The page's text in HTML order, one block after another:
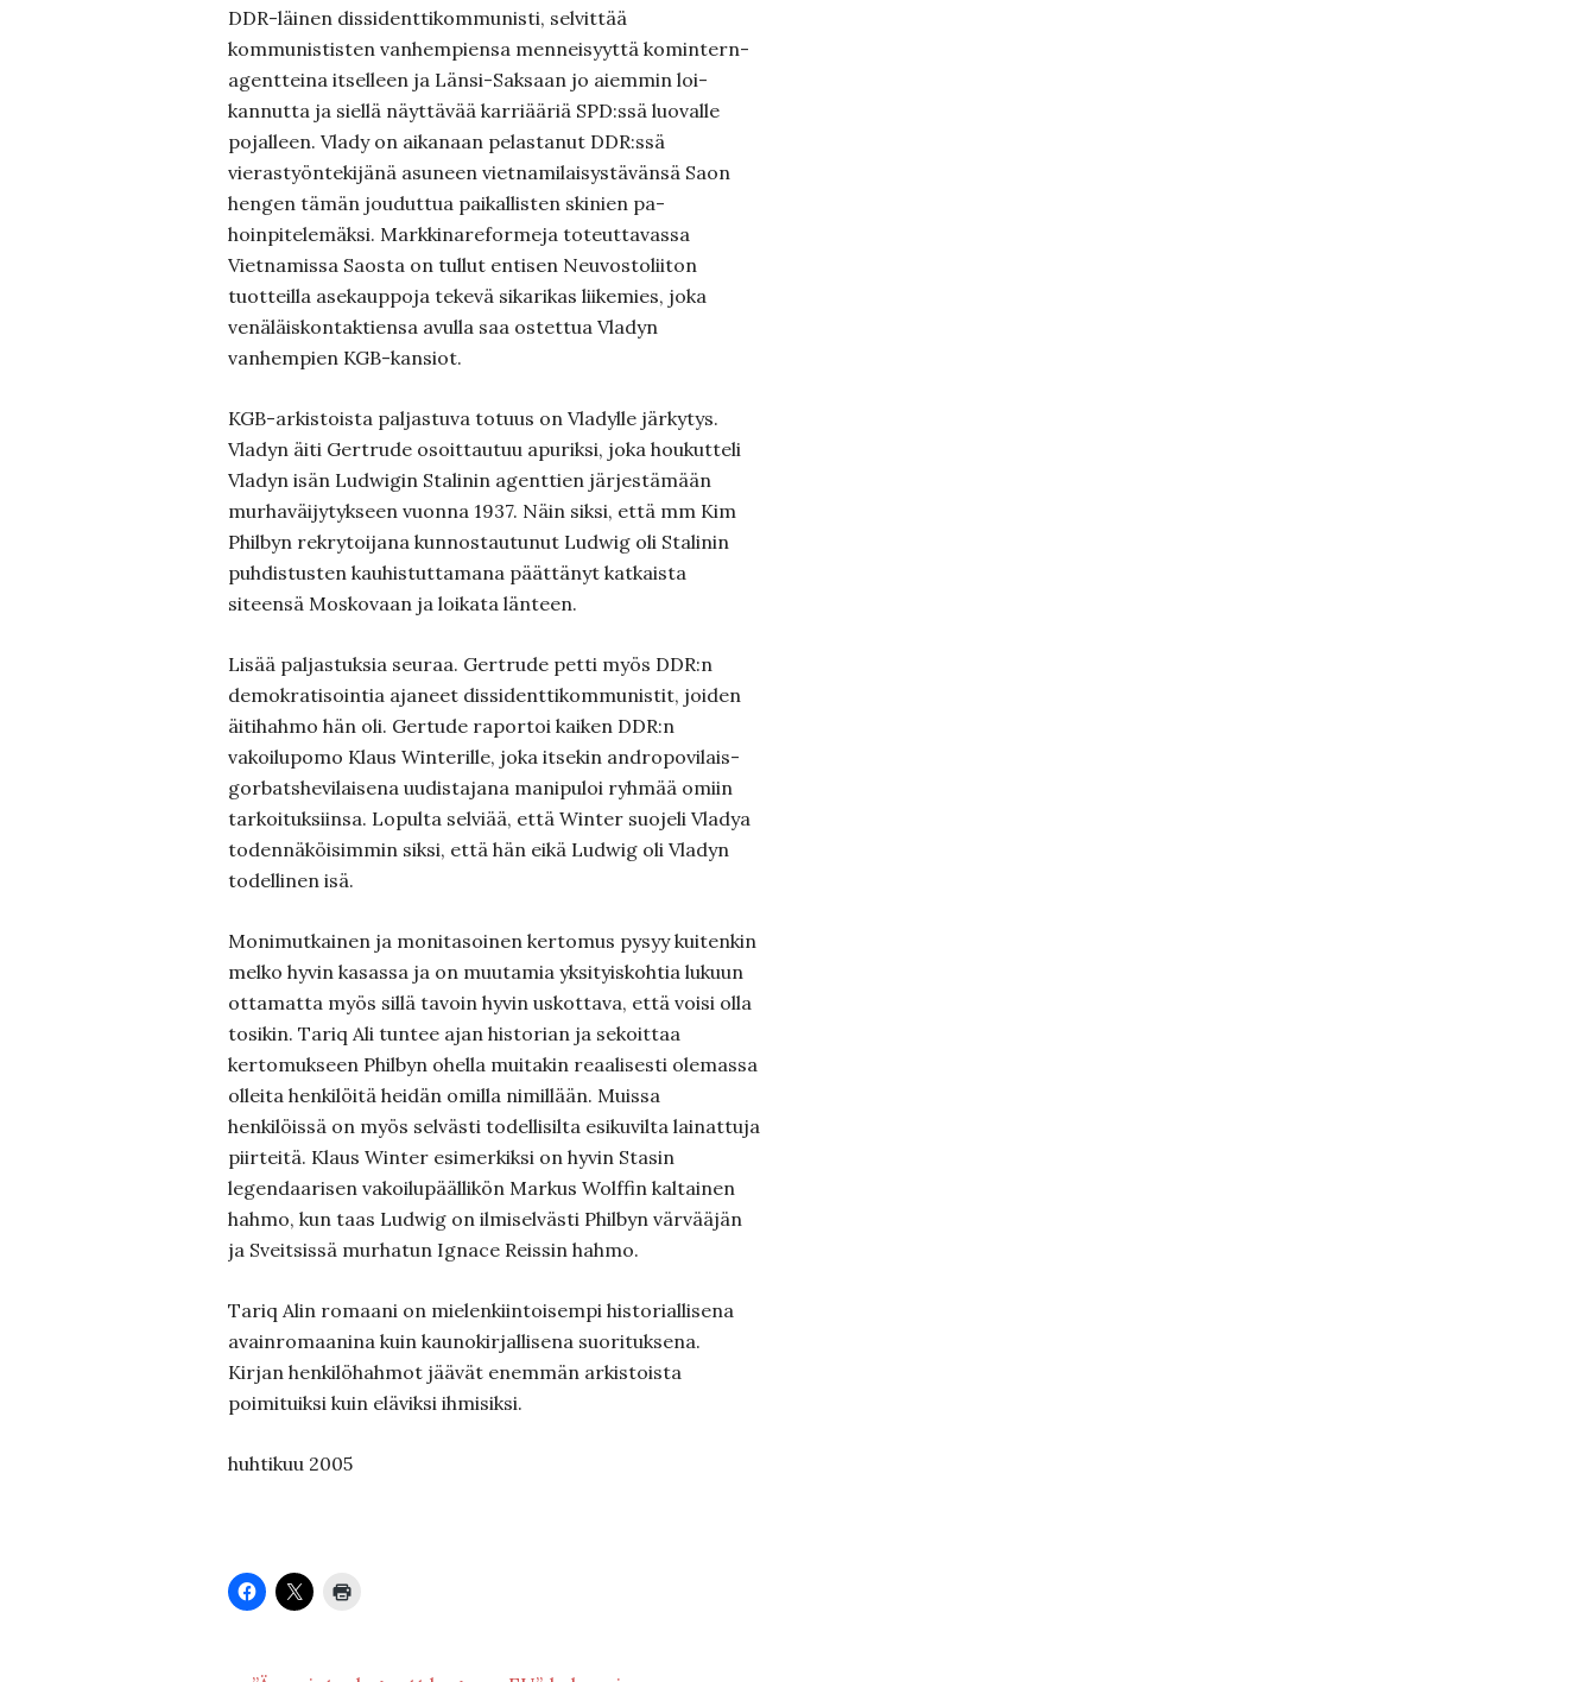
DDR-läinen dissidenttikom­munisti, selvittää
kommunististen van­hempiensa menneisyyttä komintern-
agentteina itselleen ja Länsi-Saksaan jo aiemmin loi­
kannutta ja siellä näyttävää karriää­riä SPD:ssä luo­valle
pojal­leen. Vlady on aikanaan pelastanut DDR:ssä
vierastyön­tekijänä asuneen vietnami­laisystävänsä Saon
hengen tämän jouduttua paikal­listen skinien pa­
hoinpitelemäksi. Markkinareformeja toteuttavassa
Vietnamissa Saosta on tullut entisen Neuvostoliiton
tuotteilla ase­kauppoja tekevä sikarikas liikemies, joka
venäläiskontak­tiensa avulla saa ostettua Vladyn
vanhempien KGB-kansiot.
KGB-arkistoista paljastuva totuus on Vladylle järkytys.
Vladyn äiti Gertrude osoittautuu apuriksi, joka houkut­teli
Vladyn isän Ludwi­gin Stalinin agenttien järjestä­mään
murha­väijy­tykseen vuonna 1937. Näin siksi, että mm Kim
Philbyn rekry­toijana kun­nostautunut Ludwig oli Stalinin
puhdis­tusten kauhis­tuttamana päättänyt kat­kaista
siteensä Mosko­vaan ja loikata länteen.
Lisää paljastuksia seuraa. Gertrude petti myös DDR:n
demokra­tisointia ajaneet dissi­denttikommu­nistit, joiden
äitihah­mo hän oli. Gertude raportoi kaiken DDR:n
vakoilupomo Klaus Winterille, joka itsekin andropo­vilais-
gorbatshevilaisena uudistajana mani­puloi ryhmää omiin
tarkoituksiinsa. Lopulta selviää, että Winter suojeli Vladya
todennäköisimmin siksi, että hän eikä Ludwig oli Vladyn
todelli­nen isä.
Monimutkainen ja monitasoinen kertomus pysyy kuitenkin
melko hyvin kasassa ja on muutamia yksityiskohtia lukuun
otta­matta myös sillä tavoin hyvin uskottava, että voisi olla
tosikin. Tariq Ali tuntee ajan historian ja sekoittaa
kertomuk­seen Philbyn ohella muitakin reaalisesti olemassa
olleita henkilöitä heidän omilla nimillään. Muissa
henkilöissä on myös selvästi todellisil­ta esikuvilta lainattuja
piirteitä. Klaus Winter esimerkiksi on hyvin Stasin
legendaarisen vakoilupäällikön Markus Wolffin kal­tainen
hahmo, kun taas Ludwig on ilmiselvästi Philbyn värvääjän
ja Sveitsissä murhatun Ignace Reissin hahmo.
Tariq Alin romaani on mielenkiintoisem­pi histo­riallisena
avain­romaanina kuin kaunokirjal­lisena suorituksena.
Kirjan henkilö­hahmot jäävät enemmän arkistoista
poimituiksi kuin eläviksi ihmisiksi.
huhtikuu 2005